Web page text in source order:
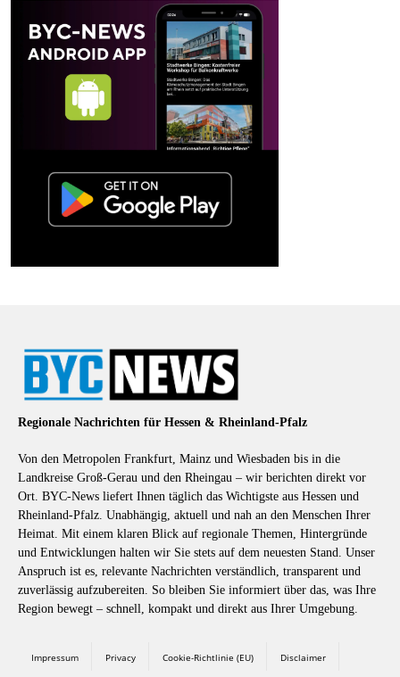
Regionale Nachrichten für Hessen & Rheinland-Pfalz
Von den Metropolen Frankfurt, Mainz und Wiesbaden bis in die
Landkreise Groß-Gerau und den Rheingau – wir berichten direkt vor
Ort. BYC-News liefert Ihnen täglich das Wichtigste aus Hessen und
Rheinland-Pfalz. Unabhängig, aktuell und nah an den Menschen Ihrer
Heimat. Mit einem klaren Blick auf regionale Themen, Hintergründe
und Entwicklungen halten wir Sie stets auf dem neuesten Stand. Unser
Anspruch ist es, relevante Nachrichten verständlich, transparent und
zuverlässig aufzubereiten. So bleiben Sie informiert über das, was Ihre
Region bewegt – schnell, kompakt und direkt aus Ihrer Umgebung.
Impressum Privacy Cookie-Richtlinie (EU) Disclaimer